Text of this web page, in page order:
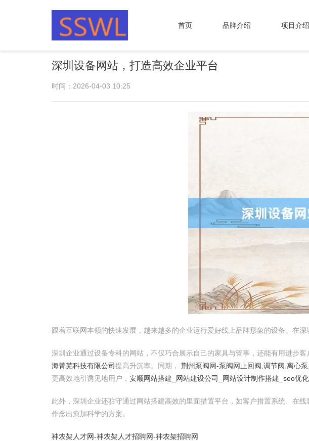
首页 品牌介绍 项目介绍
深圳设备网站，打造高效企业平台
时间：2026-04-03 10:25
跟着互联网本领的快速发展，越来越多的企业运行爱好线上品牌形象的设备。在
深圳企业通过设备专科的网站，不仅巧合展示自己的家具与管事，还能有用进步
海菁芜科技有限公司提高升沉率。同期， 荆州泵阀网-泵阀网止回阀,调节阀,离心
更高效地引诱见地用户， 安顺网站搭建_网站建设公司_网站设计制作搭建_seo优化
此外，深圳企业还驻守通过网站搭建高效的里面措置平台，如客户措置系统、在
作念出愈加科学的方案。
神农架人才网-神农架人才招聘网-神农架招聘网